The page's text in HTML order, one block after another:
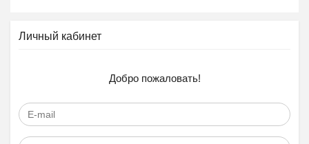
Личный кабинет
Добро пожаловать!